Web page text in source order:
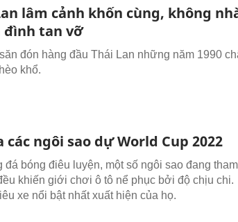
lâm cảnh khốn cùng, không
đình tan vỡ
đón hàng đầu Thái Lan những năm 1990
khổ.
các ngôi sao dự World Cup 2022
đá bóng điêu luyện, một số ngôi sao đang tham
khiến giới chơi ô tô nể phục bởi độ chịu chi.
xe nổi bật nhất xuất hiện của họ.